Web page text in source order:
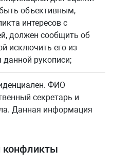
объективным,
интересов с
должен сообщить об
исключить его из
данной рукописи;
ФИО
секретарь и
Данная информация
конфликты